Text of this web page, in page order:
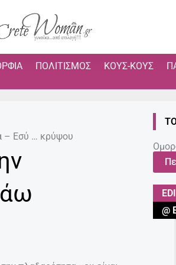
ΠΟΛΙΤΙΣΜΌΣ ΚΟΥΣ-ΚΟΥΣ
– Εσύ … κρύψου
@